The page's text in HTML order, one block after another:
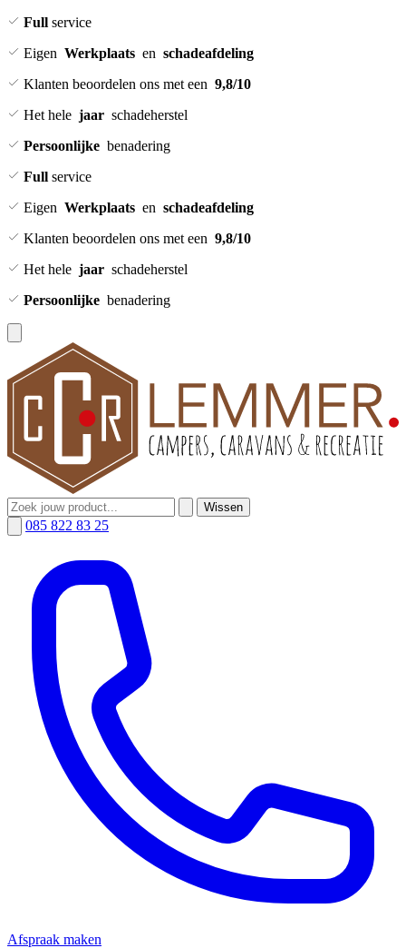
Full service
Eigen Werkplaats en schadeafdeling
Klanten beoordelen ons met een 9,8/10
Het hele jaar schadeherstel
Persoonlijke benadering
Full service
Eigen Werkplaats en schadeafdeling
Klanten beoordelen ons met een 9,8/10
Het hele jaar schadeherstel
Persoonlijke benadering
Wissen
085 822 83 25
Afspraak maken